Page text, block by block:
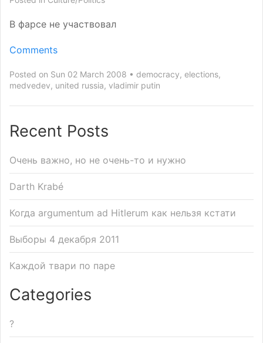
В фарсе не участвовал
Comments
Posted on Sun 02 March 2008 democracy, elections,
medvedev, united russia, vladimir putin
Recent Posts
Очень важно, но не очень-то и нужно
Darth Krabé
Когда argumentum ad Hitlerum как нельзя кстати
Выборы 4 декабря 2011
Каждой твари по паре
Categories
?